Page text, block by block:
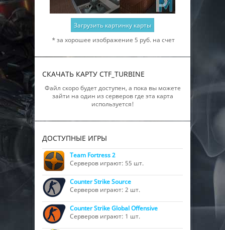
Загрузить картинку карты
* за хорошее изображение 5 руб. на счет
СКАЧАТЬ КАРТУ CTF_TURBINE
Файл скоро будет доступен, а пока вы можете
зайти на один из серверов где эта карта
используется!
ДОСТУПНЫЕ ИГРЫ
Team Fortress 2
Серверов играют: 55 шт.
Counter Strike Source
Серверов играют: 2 шт.
Counter Strike Global Offensive
Серверов играют: 1 шт.